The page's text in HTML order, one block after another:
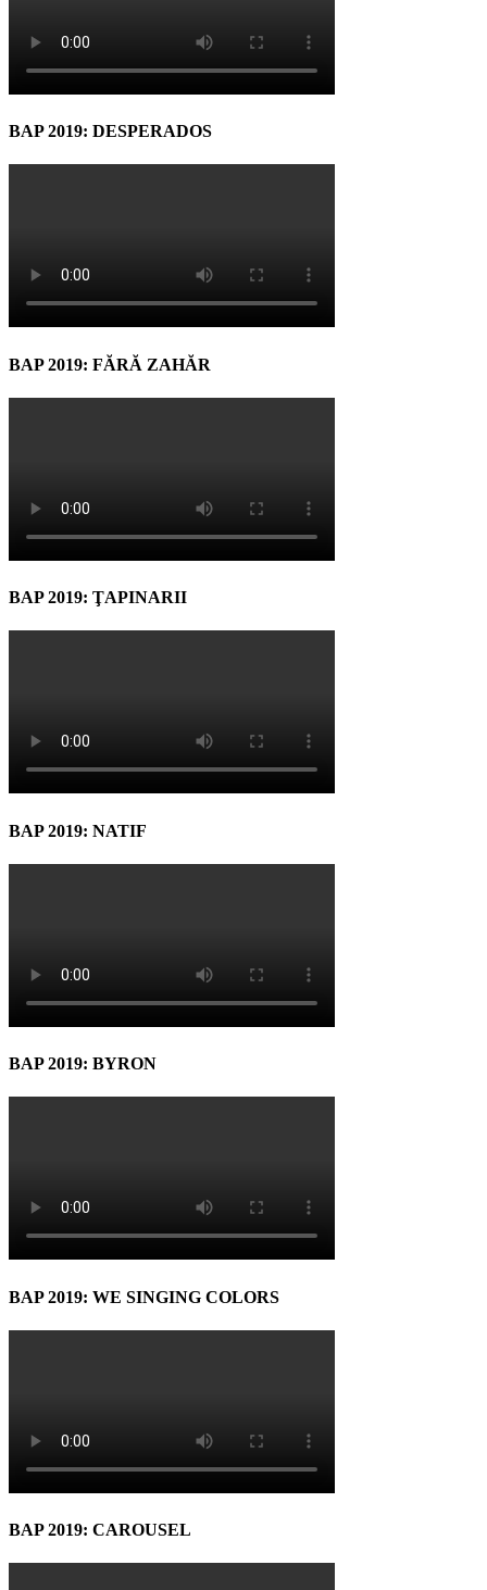
BAP 2019: DESPERADOS
BAP 2019: FĂRĂ ZAHĂR
BAP 2019: ŢAPINARII
BAP 2019: NATIF
BAP 2019: BYRON
BAP 2019: WE SINGING COLORS
BAP 2019: CAROUSEL